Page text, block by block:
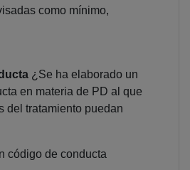
como mínimo,
¿Se ha elaborado un
en materia de PD al que
del tratamiento puedan
código de conducta